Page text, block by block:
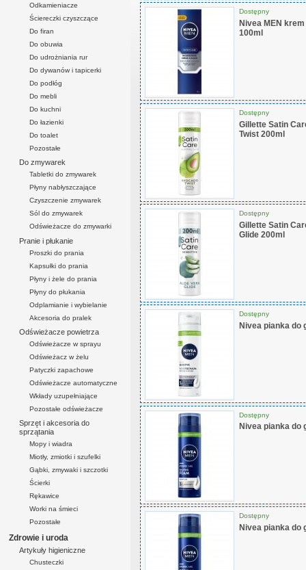
Odkamieniacze
Ściereczki czyszczące
Do firan
Do obuwia
Do udrożniania rur
Do dywanów i tapicerki
Do podłóg
Do mebli
Do kuchni
Do łazienki
Do toalet
Pozostałe
Do zmywarek
Tabletki do zmywarek
Płyny nabłyszczające
Czyszczenie zmywarek
Sól do zmywarek
Odświeżacze do zmywarki
Pranie i płukanie
Proszki do prania
Kapsułki do prania
Płyny i żele do prania
Płyny do płukania
Odplamianie i wybielanie
Akcesoria do pralek
Odświeżacze powietrza
Odświeżacze w sprayu
Odświeżacz w żelu
Patyczki zapachowe
Odświeżacze automatyczne
Wkłady uzupełniające
Pozostałe odświeżacze
Sprzęt i akcesoria do
sprzątania
Mopy i wiadra
Miotły, zmiotki i szufelki
Gąbki, zmywaki i szczotki
Ścierki
Rękawice
Worki na śmieci
Pozostałe
Zdrowie i uroda
Artykuły higieniczne
Chusteczki
Dostępny
Nivea MEN
100ml
Dostępny
Gillette Satin
Twist 200ml
Dostępny
Gillette Satin
Glide 200ml
Dostępny
Nivea pianka do
Dostępny
Nivea pianka do
Dostępny
Nivea pianka do